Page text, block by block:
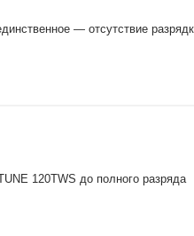
— отсутствие
120TWS до полного разряда